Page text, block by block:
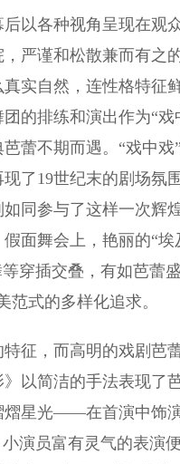
各种视角呈现在观
严谨和松散兼而有之
实自然，连性格特征
的排练和演出作为“
蕾不期而遇。“戏中
了19世纪末的剧场氛
同参与了这样一次辉
面舞会上，艳丽的“
穿插交叠，有如芭蕾
范式的多样化追求。
，而高明的戏剧芭
以简洁的手法表现了
星光——在首演中饰
演员富有灵气的表演